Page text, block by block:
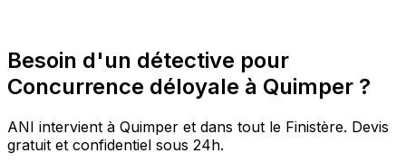
Besoin d'un détective pour
Concurrence déloyale à Quimper ?
ANI intervient à Quimper et dans tout le Finistère. Devis
gratuit et confidentiel sous 24h.